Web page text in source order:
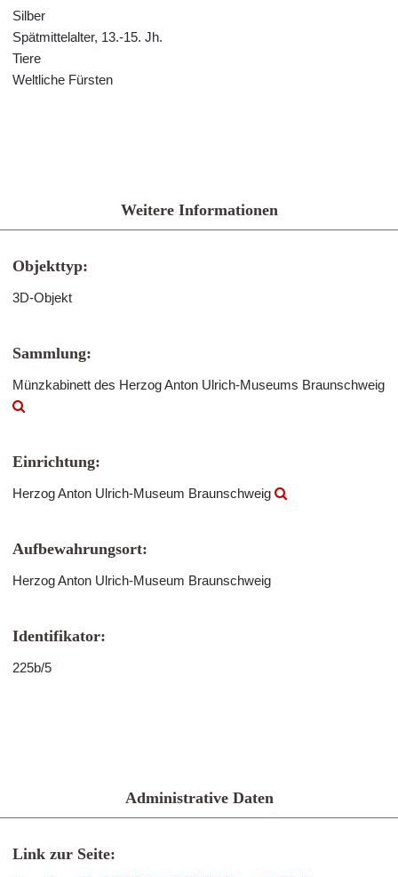
Silber
Spätmittelalter, 13.-15. Jh.
Tiere
Weltliche Fürsten
Weitere Informationen
Objekttyp:
3D-Objekt
Sammlung:
Münzkabinett des Herzog Anton Ulrich-Museums Braunschweig
Einrichtung:
Herzog Anton Ulrich-Museum Braunschweig
Aufbewahrungsort:
Herzog Anton Ulrich-Museum Braunschweig
Identifikator:
225b/5
Administrative Daten
Link zur Seite: